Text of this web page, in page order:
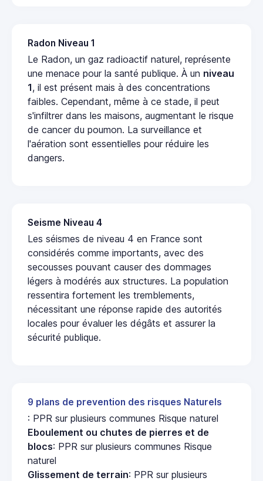
Radon Niveau 1
Le Radon, un gaz radioactif naturel, représente
une menace pour la santé publique. À un niveau
1, il est présent mais à des concentrations
faibles. Cependant, même à ce stade, il peut
s'infiltrer dans les maisons, augmentant le risque
de cancer du poumon. La surveillance et
l'aération sont essentielles pour réduire les
dangers.
Seisme Niveau 4
Les séismes de niveau 4 en France sont
considérés comme importants, avec des
secousses pouvant causer des dommages
légers à modérés aux structures. La population
ressentira fortement les tremblements,
nécessitant une réponse rapide des autorités
locales pour évaluer les dégâts et assurer la
sécurité publique.
9 plans de prevention des risques Naturels
: PPR sur plusieurs communes Risque naturel
Eboulement ou chutes de pierres et de
blocs: PPR sur plusieurs communes Risque
naturel
Glissement de terrain: PPR sur plusieurs